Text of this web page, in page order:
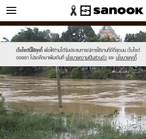
ข่าว
เว็บไซต์นี้ใช้คุกกี้ เพื่อให้ท่านได้รับประสบการณ์การใช้งานที่ดีที่สุดบน เว็บไซต์
ของเรา โปรดศึกษาเพิ่มเติมที่ นโยบายความเป็นส่วนตัว และ นโยบายคุกกี้
Sanook
//s.isanook.com/sr/0/images/logo-
new-
sanook.png
600
//s.isanook.com/ns/0/ud/369/1848938/639556-
01.jpg